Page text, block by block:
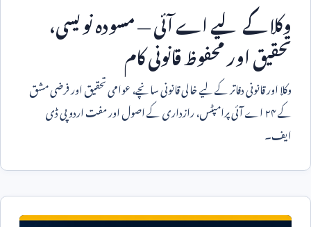
وکلا کے لیے اے آئی — مسودہ نویسی،
تحقیق اور محفوظ قانونی کام
وکلا اور قانونی دفاتر کے لیے خالی قانونی سانچے، عوامی تحقیق اور فرضی مشق
کے ۲۴ اے آئی پرامپٹس، رازداری کے اصول اور مفت اردو پی ڈی
ایف۔